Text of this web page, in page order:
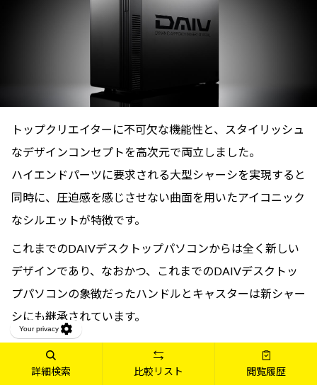
トップクリエイターに不可欠な機能性と、スタイリッシュ
なデザインコンセプトを高次元で両立しました。
ハイエンドパーツに要求される大型シャーシを実現すると
同時に、圧迫感を感じさせない曲面を用いたアイコニック
なシルエットが特徴です。
これまでのDAIVデスクトップパソコンからは全く新しい
デザインであり、なおかつ、これまでのDAIVデスクトッ
プパソコンの象徴だったハンドルとキャスターは新シャー
シにも継承されています。
詳細検索 比較リスト 閲覧履歴